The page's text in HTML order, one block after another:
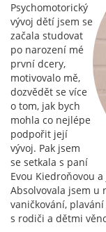
Psychomotorický
vývoj dětí jsem se
začala studovat
po narození mé
první dcery,
motivovalo mě,
dozvědět se více
o tom, jak bych
mohla co nejlépe
podpořit její
vývoj. Pak jsem
se setkala s paní
Evou Kiedroňovou
Absolvovala jsem u
vaničkování,
s rodiči a dětmi